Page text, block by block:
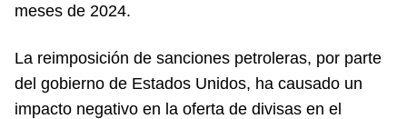
meses de 2024.
La reimposición de sanciones petroleras, por parte
del gobierno de Estados Unidos, ha causado un
impacto negativo en la oferta de divisas en el